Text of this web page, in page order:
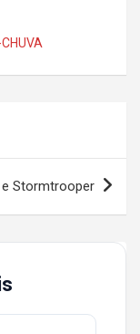
e Stormtrooper